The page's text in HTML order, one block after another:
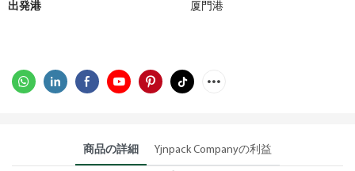
出発港 厦門港
商品の詳細 Yjnpack Companyの利益